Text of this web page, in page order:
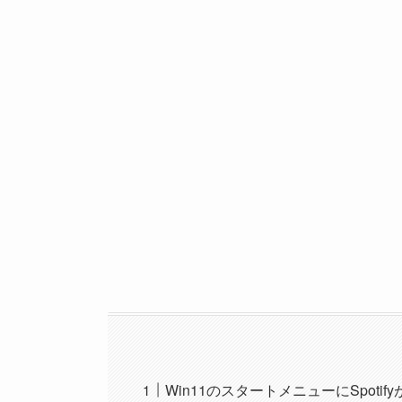
Win11のスタートメニューにSpotify